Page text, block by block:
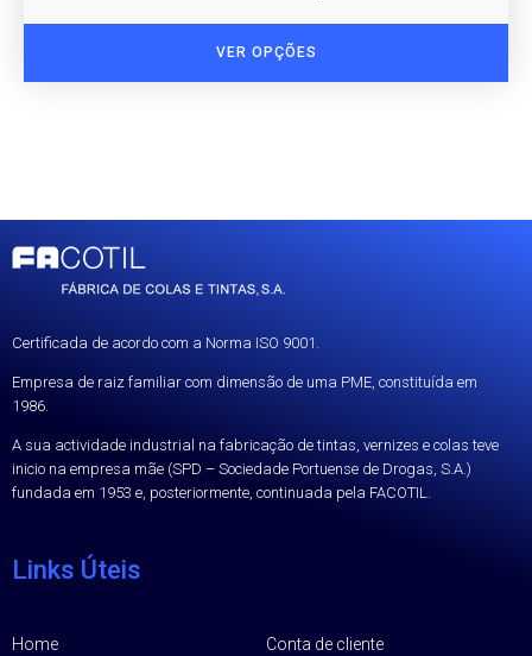
VER OPÇÕES
Certificada de acordo com a Norma ISO 9001.
Empresa de raiz familiar com dimensão de uma PME, constituída em
1986.
A sua actividade industrial na fabricação de tintas, vernizes e colas teve
inicio na empresa mãe (SPD – Sociedade Portuense de Drogas, S.A.)
fundada em 1953 e, posteriormente, continuada pela FACOTIL.
Links Úteis
Home Conta de cliente